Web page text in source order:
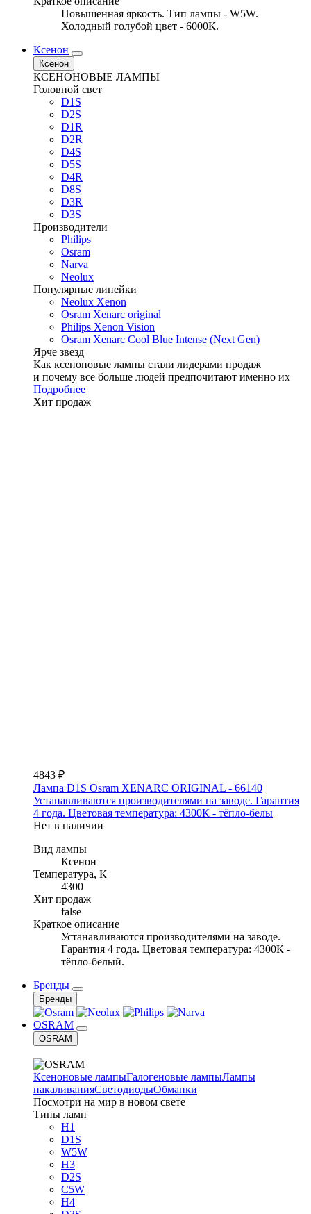
Повышенная яркость. Тип лампы - W5W.
Холодный голубой цвет - 6000К.
Ксенон
Ксенон
КСЕНОНОВЫЕ ЛАМПЫ
Головной свет
D1S
D2S
D1R
D2R
D4S
D5S
D4R
D8S
D3R
D3S
Производители
Philips
Osram
Narva
Neolux
Популярные линейки
Neolux Xenon
Osram Xenarc original
Philips Xenon Vision
Osram Xenarc Cool Blue Intense (Next Gen)
Ярче звезд
Как ксеноновые лампы стали лидерами продаж
и почему все больше людей предпочитают именно их
Подробнее
Хит продаж
4843 ₽
Лампа D1S Osram XENARC ORIGINAL - 66140
Устанавливаются производителями на заводе. Гарантия
4 года. Цветовая температура: 4300К - тёпло-белы
Нет в наличии
Вид лампы
Ксенон
Температура, К
4300
Хит продаж
false
Краткое описание
Устанавливаются производителями на заводе.
Гарантия 4 года. Цветовая температура: 4300К -
тёпло-белый.
Бренды
Бренды
OSRAM
OSRAM
Ксеноновые лампыГалогеновые лампыЛампы
накаливанияСветодиодыОбманки
Посмотри на мир в новом свете
Типы ламп
H1
D1S
W5W
H3
D2S
C5W
H4